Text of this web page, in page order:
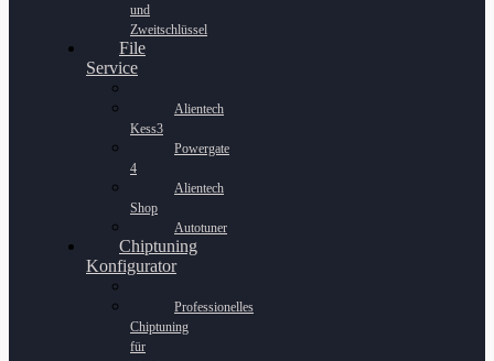
und
Zweitschlüssel
File
Service
Alientech
Kess3
Powergate
4
Alientech
Shop
Autotuner
Chiptuning
Konfigurator
Professionelles
Chiptuning
für